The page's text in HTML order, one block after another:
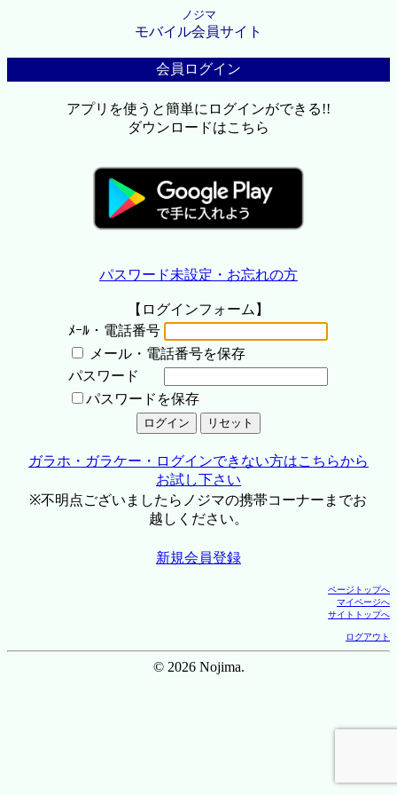
ノジマ
モバイル会員サイト
会員ログイン
アプリを使うと簡単にログインができる!!
ダウンロードはこちら
パスワード未設定・お忘れの方
【ログインフォーム】
ﾒｰﾙ・電話番号
メール・電話番号を保存
パスワード
パスワードを保存
ガラホ・ガラケー・ログインできない方はこちらから
お試し下さい
※不明点ございましたらノジマの携帯コーナーまでお
越しください。
新規会員登録
ページトップへ
マイページへ
サイトトップへ
ログアウト
© 2026 Nojima.